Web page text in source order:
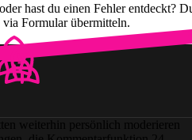
hast du einen Fehler entdeckt?
Formular übermitteln.
weiterhin persönlich moderieren